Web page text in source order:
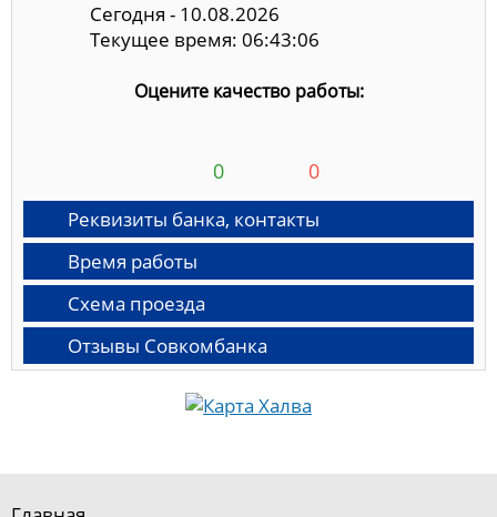
Сегодня - 10.08.2026
Текущее время: 06:43:06
Оцените качество работы:
0 0
Реквизиты банка, контакты
Время работы
Схема проезда
Отзывы Совкомбанка